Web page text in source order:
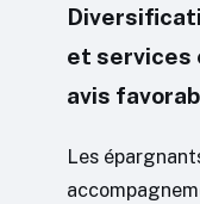
et services
avis
Les